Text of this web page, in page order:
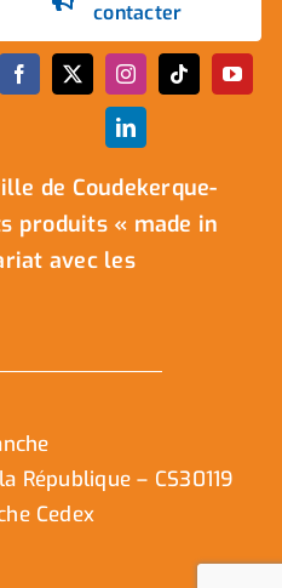
contacter
de Coudekerque-
produits « made in
avec les
République – CS30119
Cedex